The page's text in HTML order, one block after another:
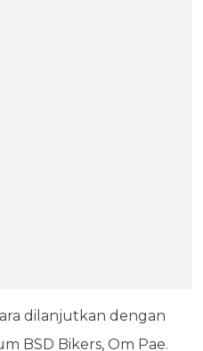
dilanjutkan dengan
BSD Bikers, Om Pae.